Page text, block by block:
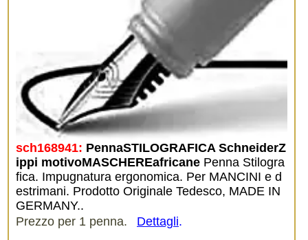
sch168941: PennaSTILOGRAFICA SchneiderZ
ippi motivoMASCHEREafricane Penna Stilogra
fica. Impugnatura ergonomica. Per MANCINI e d
estrimani. Prodotto Originale Tedesco, MADE IN
GERMANY..
Prezzo per 1 penna.
Dettagli.